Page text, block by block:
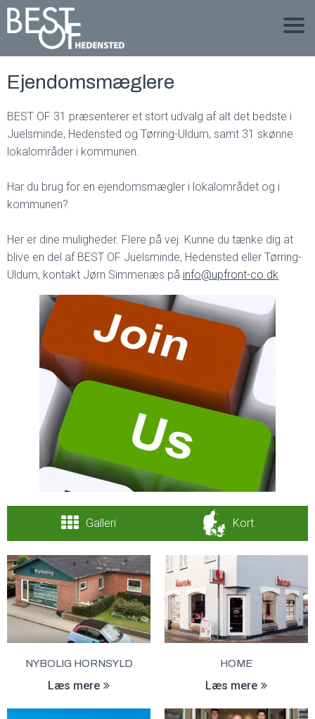
Ejendomsmæglere
BEST OF 31 præsenterer et stort udvalg af alt det bedste i
Juelsminde, Hedensted og Tørring-Uldum, samt 31 skønne
lokalområder i kommunen.
Har du brug for en ejendomsmægler i lokalområdet og i
kommunen?
Her er dine muligheder. Flere på vej. Kunne du tænke dig at
blive en del af BEST OF Juelsminde, Hedensted eller Tørring-
Uldum, kontakt Jørn Simmenæs på info@upfront-co.dk
Galleri Kort
NYBOLIG HORNSYLD
Læs mere
HOME
Læs mere